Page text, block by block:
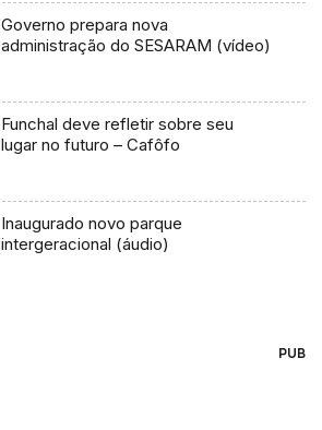
Governo prepara nova
administração do SESARAM (vídeo)
Funchal deve refletir sobre seu
lugar no futuro – Cafôfo
Inaugurado novo parque
intergeracional (áudio)
PUB